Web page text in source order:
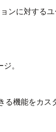
ンに対する
。
る機能をカス